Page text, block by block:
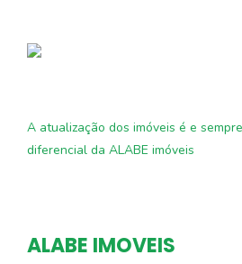
A atualização dos imóveis é e
diferencial da ALABE imóveis
ALABE IMOVEIS